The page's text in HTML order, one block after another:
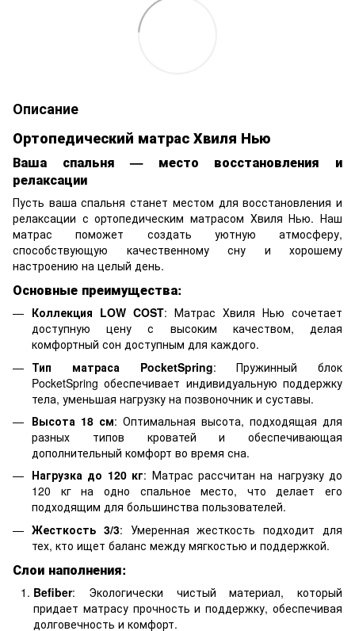
Описание
Ортопедический матрас Хвиля Нью
Ваша спальня — место восстановления и
релаксации
Пусть ваша спальня станет местом для восстановления и
релаксации с ортопедическим матрасом Хвиля Нью. Наш
матрас поможет создать уютную атмосферу,
способствующую качественному сну и хорошему
настроению на целый день.
Основные преимущества:
Коллекция LOW COST: Матрас Хвиля Нью сочетает
доступную цену с высоким качеством, делая
комфортный сон доступным для каждого.
Тип матраса PocketSpring: Пружинный блок
PocketSpring обеспечивает индивидуальную поддержку
тела, уменьшая нагрузку на позвоночник и суставы.
Высота 18 см: Оптимальная высота, подходящая для
разных типов кроватей и обеспечивающая
дополнительный комфорт во время сна.
Нагрузка до 120 кг: Матрас рассчитан на нагрузку до
120 кг на одно спальное место, что делает его
подходящим для большинства пользователей.
Жесткость 3/3: Умеренная жесткость подходит для
тех, кто ищет баланс между мягкостью и поддержкой.
Слои наполнения:
Befiber: Экологически чистый материал, который
придает матрасу прочность и поддержку, обеспечивая
долговечность и комфорт.